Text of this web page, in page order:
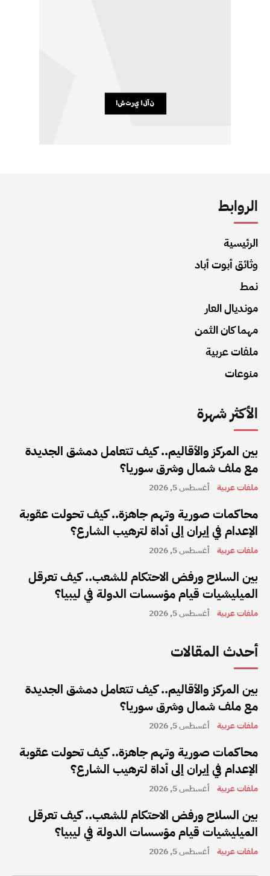
الروابط
الرئيسية
وثائق أبوت أباد
نمط
مونديال العار
مهما كان الثمن
ملفات عربية
منوعات
الأكثر شهرة
بين المركز والأقاليم.. كيف تتعامل دمشق الجديدة
مع ملف شمال وشرق سوريا؟
ملفات عربية أغسطس 5, 2026
محاكمات صورية وتهم جاهزة.. كيف تحولت عقوبة
الإعدام في إيران إلى أداة لترهيب الشارع؟
ملفات عربية أغسطس 5, 2026
بين السلاح ورفض الاحتكام للشعب.. كيف تعرقل
الميليشيات قيام مؤسسات الدولة في ليبيا؟
ملفات عربية أغسطس 5, 2026
أحدث المقالات
بين المركز والأقاليم.. كيف تتعامل دمشق الجديدة
مع ملف شمال وشرق سوريا؟
ملفات عربية أغسطس 5, 2026
محاكمات صورية وتهم جاهزة.. كيف تحولت عقوبة
الإعدام في إيران إلى أداة لترهيب الشارع؟
ملفات عربية أغسطس 5, 2026
بين السلاح ورفض الاحتكام للشعب.. كيف تعرقل
الميليشيات قيام مؤسسات الدولة في ليبيا؟
ملفات عربية أغسطس 5, 2026